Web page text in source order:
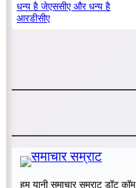
धन्य है जेएससीए और धन्य है
आरडीसीए
हम यानी समाचार सम्राट डॉट